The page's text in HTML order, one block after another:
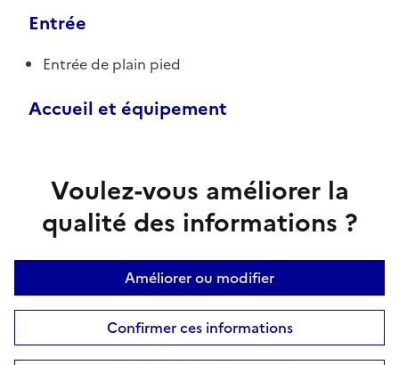
Entrée
Entrée de plain pied
Accueil et équipement
Voulez-vous améliorer la
qualité des informations ?
Améliorer ou modifier
Confirmer ces informations